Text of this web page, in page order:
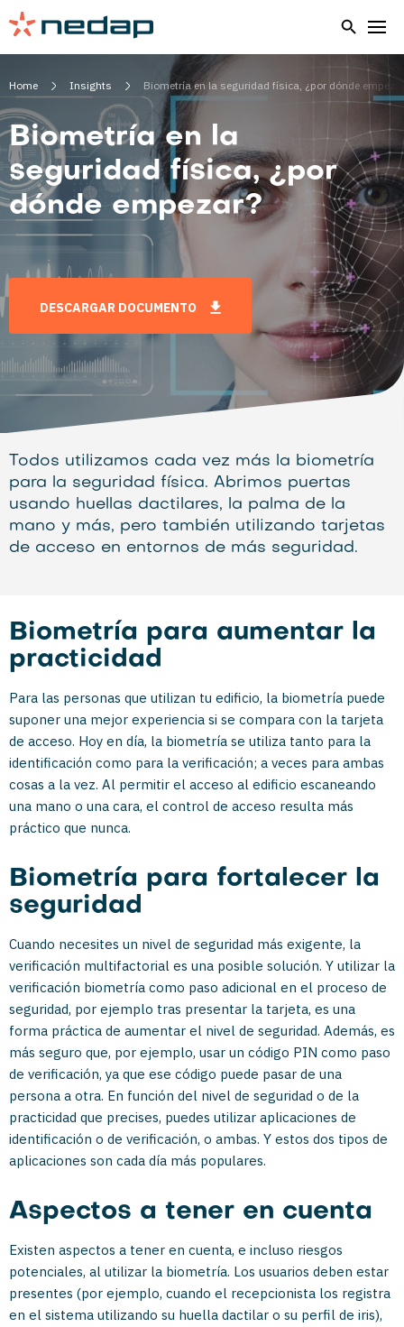
Home Insights Biometría en la seguridad física, ¿por dónde
Biometría en la
seguridad física, ¿por
dónde empezar?
DESCARGAR DOCUMENTO
Todos utilizamos cada vez más la biometría
para la seguridad física. Abrimos puertas
usando huellas dactilares, la palma de la
mano y más, pero también utilizando tarjetas
de acceso en entornos de más seguridad.
Biometría para aumentar la
practicidad
Para las personas que utilizan tu edificio, la biometría puede
suponer una mejor experiencia si se compara con la tarjeta
de acceso. Hoy en día, la biometría se utiliza tanto para la
identificación como para la verificación; a veces para ambas
cosas a la vez. Al permitir el acceso al edificio escaneando
una mano o una cara, el control de acceso resulta más
práctico que nunca.
Biometría para fortalecer la
seguridad
Cuando necesites un nivel de seguridad más exigente, la
verificación multifactorial es una posible solución. Y utilizar la
verificación biometría como paso adicional en el proceso de
seguridad, por ejemplo tras presentar la tarjeta, es una
forma práctica de aumentar el nivel de seguridad. Además, es
más seguro que, por ejemplo, usar un código PIN como paso
de verificación, ya que ese código puede pasar de una
persona a otra. En función del nivel de seguridad o de la
practicidad que precises, puedes utilizar aplicaciones de
identificación o de verificación, o ambas. Y estos dos tipos de
aplicaciones son cada día más populares.
Aspectos a tener en cuenta
Existen aspectos a tener en cuenta, e incluso riesgos
potenciales, al utilizar la biometría. Los usuarios deben estar
presentes (por ejemplo, cuando el recepcionista los registra
en el sistema utilizando su huella dactilar o su perfil de iris),